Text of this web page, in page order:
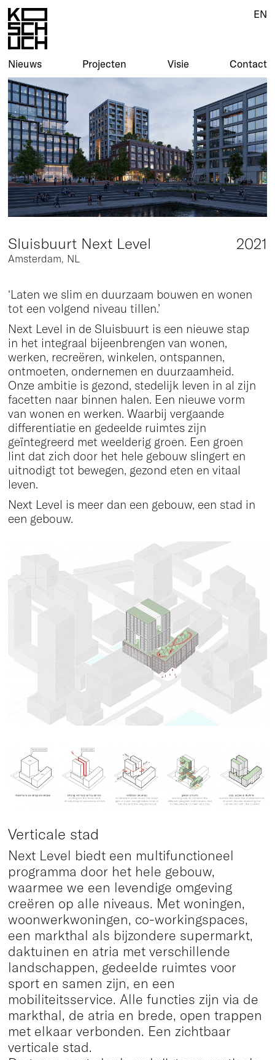
Nieuws Projecten Visie Contact
EN
Nieuws Projecten Visie Contact
EN
2021
Sluisbuurt Next Level
Amsterdam, NL
‘Laten we slim en duurzaam bouwen en wonen
tot een volgend niveau tillen.’
Next Level in de Sluisbuurt is een nieuwe stap
in het integraal bijeenbrengen van wonen,
werken, recreëren, winkelen, ontspannen,
ontmoeten, ondernemen en duurzaamheid.
Onze ambitie is gezond, stedelijk leven in al zijn
facetten naar binnen halen. Een nieuwe vorm
van wonen en werken. Waarbij vergaande
differentiatie en gedeelde ruimtes zijn
geïntegreerd met weelderig groen. Een groen
lint dat zich door het hele gebouw slingert en
uitnodigt tot bewegen, gezond eten en vitaal
leven.
Next Level is meer dan een gebouw, een stad in
een gebouw.
Verticale stad
Next Level biedt een multifunctioneel
programma door het hele gebouw,
waarmee we een levendige omgeving
creëren op alle niveaus. Met woningen,
woonwerkwoningen, co-workingspaces,
een markthal als bijzondere supermarkt,
daktuinen en atria met verschillende
landschappen, gedeelde ruimtes voor
sport en samen zijn, en een
mobiliteitsservice. Alle functies zijn via de
markthal, de atria en brede, open trappen
met elkaar verbonden. Een zichtbaar
verticale stad.